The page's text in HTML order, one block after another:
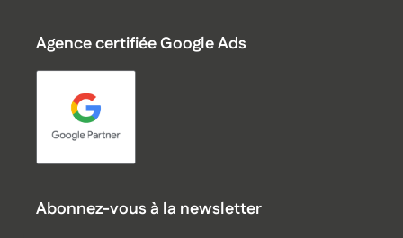
Agence certifiée Google Ads
Abonnez-vous à la newsletter